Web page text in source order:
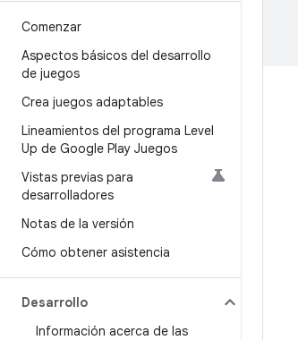
Comenzar
Aspectos básicos del desarrollo
de juegos
Crea juegos adaptables
Lineamientos del programa Level
Up de Google Play Juegos
Vistas previas para
desarrolladores
Notas de la versión
Cómo obtener asistencia
Desarrollo
Información acerca de las